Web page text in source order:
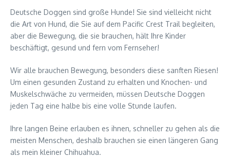
Deutsche Doggen sind große Hunde! Sie sind vielleicht nicht
die Art von Hund, die Sie auf dem Pacific Crest Trail begleiten,
aber die Bewegung, die sie brauchen, hält Ihre Kinder
beschäftigt, gesund und fern vom Fernseher!
Wir alle brauchen Bewegung, besonders diese sanften Riesen!
Um einen gesunden Zustand zu erhalten und Knochen- und
Muskelschwäche zu vermeiden, müssen Deutsche Doggen
jeden Tag eine halbe bis eine volle Stunde laufen.
Ihre langen Beine erlauben es ihnen, schneller zu gehen als die
meisten Menschen, deshalb brauchen sie einen längeren Gang
als mein kleiner Chihuahua.